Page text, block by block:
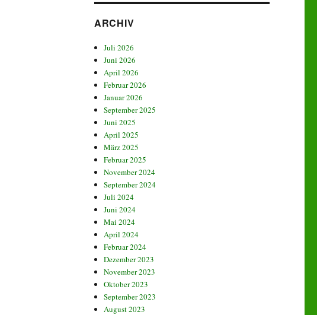
ARCHIV
Juli 2026
Juni 2026
April 2026
Februar 2026
Januar 2026
September 2025
Juni 2025
April 2025
März 2025
Februar 2025
November 2024
September 2024
Juli 2024
Juni 2024
Mai 2024
April 2024
Februar 2024
Dezember 2023
November 2023
Oktober 2023
September 2023
August 2023